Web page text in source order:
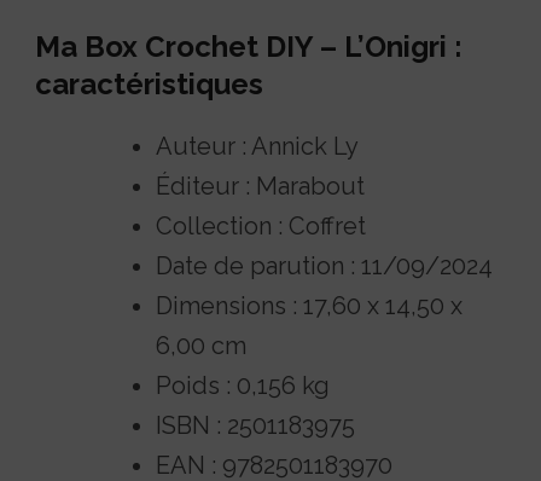
Ma Box Crochet DIY – L’Onigri :
caractéristiques
Auteur : Annick Ly
Éditeur : Marabout
Collection : Coffret
Date de parution : 11/09/2024
Dimensions : 17,60 x 14,50 x
6,00 cm
Poids : 0,156 kg
ISBN : 2501183975
EAN : 9782501183970